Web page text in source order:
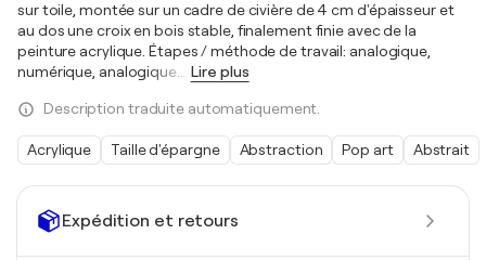
Expédition et retours
sur toile, montée sur un cadre de civière de 4 cm d'épaisseur et
au dos une croix en bois stable, finalement finie avec de la
peinture acrylique. Étapes / méthode de travail: analogique,
numérique, analogique.
Lire plus
Description traduite automatiquement.
Acrylique Taille d'épargne Abstraction Pop art Abstrait